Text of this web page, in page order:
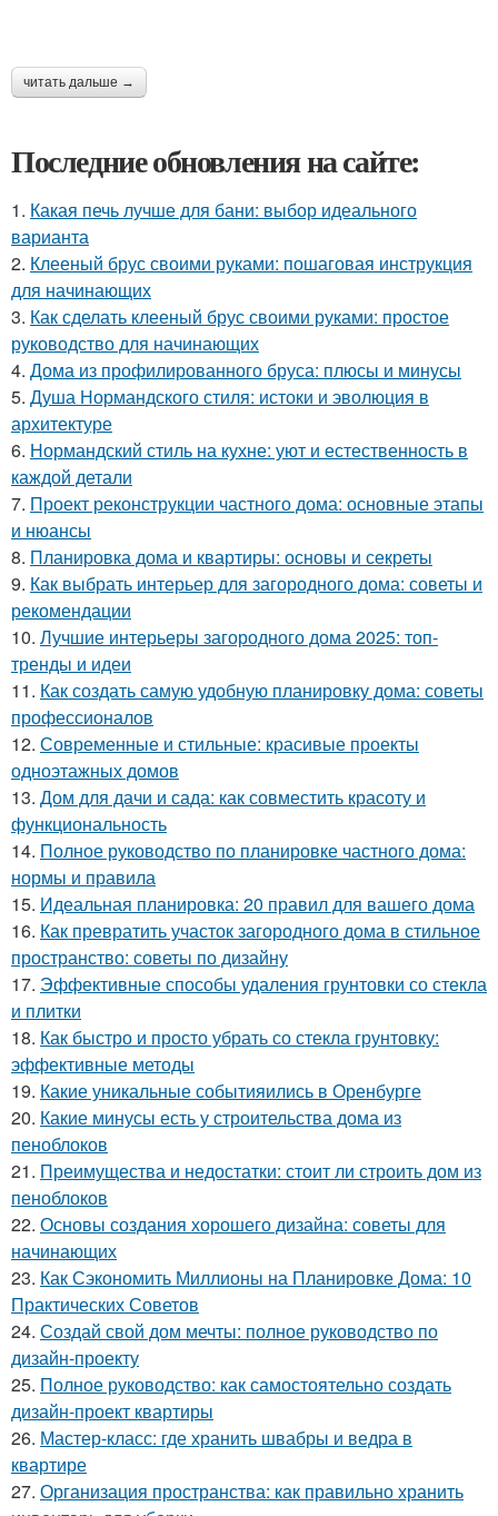
читать дальше →
Последние обновления на сайте:
1. Какая печь лучше для бани: выбор идеального
варианта
2. Клееный брус своими руками: пошаговая инструкция
для начинающих
3. Как сделать клееный брус своими руками: простое
руководство для начинающих
4. Дома из профилированного бруса: плюсы и минусы
5. Душа Нормандского стиля: истоки и эволюция в
архитектуре
6. Нормандский стиль на кухне: уют и естественность в
каждой детали
7. Проект реконструкции частного дома: основные этапы
и нюансы
8. Планировка дома и квартиры: основы и секреты
9. Как выбрать интерьер для загородного дома: советы и
рекомендации
10. Лучшие интерьеры загородного дома 2025: топ-
тренды и идеи
11. Как создать самую удобную планировку дома: советы
профессионалов
12. Современные и стильные: красивые проекты
одноэтажных домов
13. Дом для дачи и сада: как совместить красоту и
функциональность
14. Полное руководство по планировке частного дома:
нормы и правила
15. Идеальная планировка: 20 правил для вашего дома
16. Как превратить участок загородного дома в стильное
пространство: советы по дизайну
17. Эффективные способы удаления грунтовки со стекла
и плитки
18. Как быстро и просто убрать со стекла грунтовку:
эффективные методы
19. Какие уникальные событияились в Оренбурге
20. Какие минусы есть у строительства дома из
пеноблоков
21. Преимущества и недостатки: стоит ли строить дом из
пеноблоков
22. Основы создания хорошего дизайна: советы для
начинающих
23. Как Сэкономить Миллионы на Планировке Дома: 10
Практических Советов
24. Создай свой дом мечты: полное руководство по
дизайн-проекту
25. Полное руководство: как самостоятельно создать
дизайн-проект квартиры
26. Мастер-класс: где хранить швабры и ведра в
квартире
27. Организация пространства: как правильно хранить